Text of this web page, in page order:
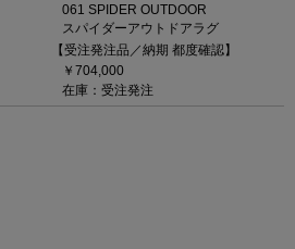
061 SPIDER OUTDOOR
スパイダーアウトドアラグ
【受注発注品／納期 都度確認】
￥704,000
在庫：受注発注